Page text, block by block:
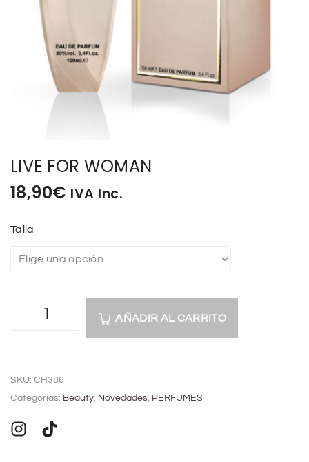
TECNOLOGIA
HOGAR
LIVE FOR WOMAN
18,90€ IVA Inc.
Talla
AÑADIR AL CARRITO
t
r
SKU: CH386
Categorías: Beauty, Novedades, PERFUMES